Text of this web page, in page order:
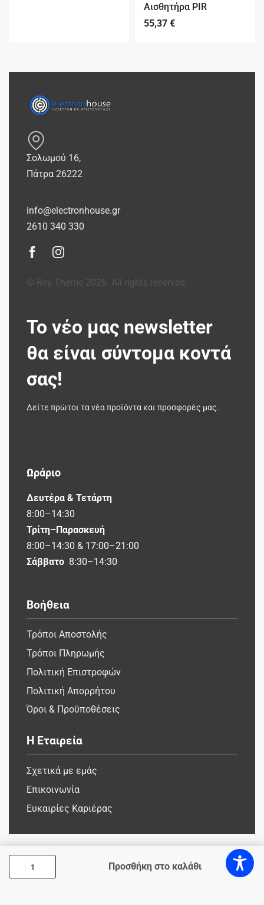
Αισθητήρα PIR
55,37 €
Σολωμού 16,
Πάτρα 26222
info@electronhouse.gr
2610 340 330
© Rey Theme 2026. All rights reserved.
Το νέο μας newsletter
θα είναι σύντομα κοντά
σας!
Δείτε πρώτοι τα νέα προϊόντα και προσφορές μας.
Ωράριο
Δευτέρα & Τετάρτη
8:00–14:30
Τρίτη–Παρασκευή
8:00–14:30 & 17:00–21:00
Σάββατο 8:30–14:30
Βοήθεια
Τρόποι Αποστολής
Τρόποι Πληρωμής
Πολιτική Επιστροφών
Πολιτική Απορρήτου
Όροι & Προϋποθέσεις
Η Εταιρεία
Σχετικά με εμάς
Επικοινωνία
Ευκαιρίες Καριέρας
Προσθήκη στο καλάθι